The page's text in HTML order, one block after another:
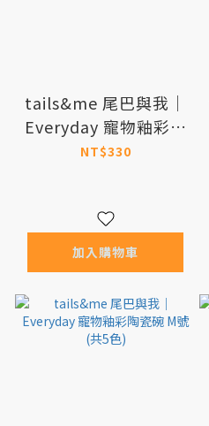
tails&me 尾巴與我｜
Everyday 寵物釉彩陶
瓷盤 (共5色)
NT$330
加入購物車